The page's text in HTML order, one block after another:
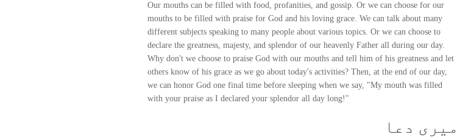
Our mouths can be filled with food, profanities, and gossip. Or we can choose for our
mouths to be filled with praise for God and his loving grace. We can talk about many
different subjects speaking to many people about various topics. Or we can choose to
declare the greatness, majesty, and splendor of our heavenly Father all during our day.
Why don't we choose to praise God with our mouths and tell him of his greatness and let
others know of his grace as we go about today's activities? Then, at the end of our day,
we can honor God one final time before sleeping when we say, "My mouth was filled
with your praise as I declared your splendor all day long!"
میری دعا